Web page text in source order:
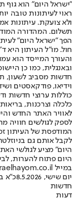
"ישראל היום" הוא גוף
ראוי לעיתונות טובה
ולא צועקת. עיתונות
הפך "ישראל היום"
חול. מו"ל העיתון היא
והעורך המייסד הוא
חדשות מסביב לשעון,
וידיאו, פודקאסטים
כוללות ערוצי חדשות
לאוויר האתר החדש
לספק לגולשים חוויה
המודפסת של העיתון
לקבל אותם גם
היום" מציע לגולשי
היום פתוח להערות,
במייל hayom@israelhayom.co.il.
יום שישי, 8.5.2026
כ"א
חדשות
דעות